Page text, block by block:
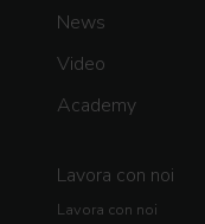
News
Video
Academy
Lavora con noi
Lavora con noi